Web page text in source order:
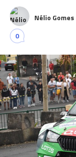
Nélio Gomes
0